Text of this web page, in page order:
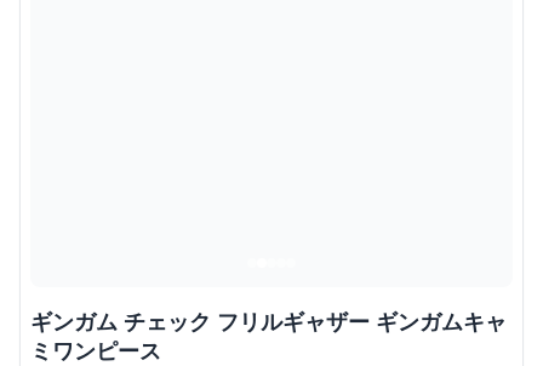
ギンガム チェック フリルギャザー ギンガムキャ
ミワンピース